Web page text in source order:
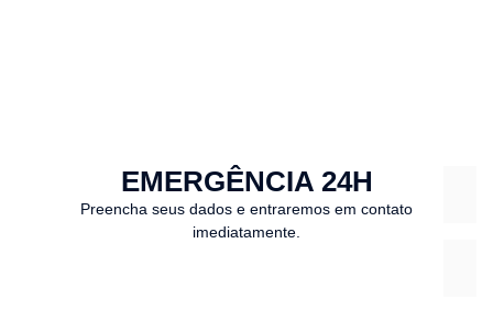
EMERGÊNCIA 24H
Preencha seus dados e entraremos em contato
imediatamente.